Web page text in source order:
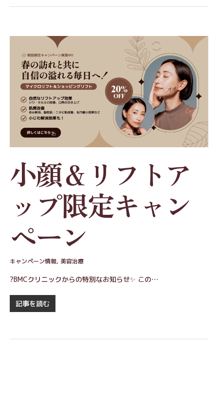
小顔＆リフトア
ップ限定キャン
ペーン
キャンペーン情報, 美容治療
?BMCクリニックからの特別なお知らせ✨ この…
記事を読む